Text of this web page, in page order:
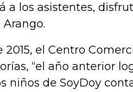
a los asistentes,
2015, el Centro
“el año anterior
niños de SoyDoy